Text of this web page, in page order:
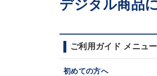
デジタル商品
ご利用ガイド メニュー
初めての方へ